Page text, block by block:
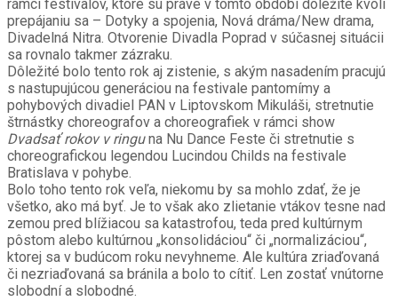
rámci festivalov, ktoré sú práve v tomto období dôležité kvôli
prepájaniu sa – Dotyky a spojenia, Nová dráma/New drama,
Divadelná Nitra. Otvorenie Divadla Poprad v súčasnej situácii
sa rovnalo takmer zázraku.
Dôležité bolo tento rok aj zistenie, s akým nasadením pracujú
s nastupujúcou generáciou na festivale pantomímy a
pohybových divadiel PAN v Liptovskom Mikuláši, stretnutie
štrnástky choreografov a choreografiek v rámci show
Dvadsať rokov v ringuna Nu Dance Feste či stretnutie s
choreografickou legendou Lucindou Childs na festivale
Bratislava v pohybe.
Bolo toho tento rok veľa, niekomu by sa mohlo zdať, že je
všetko, ako má byť. Je to však ako zlietanie vtákov tesne nad
zemou pred blížiacou sa katastrofou, teda pred kultúrnym
pôstom alebo kultúrnou „konsolidáciou“ či „normalizáciou“,
ktorej sa v budúcom roku nevyhneme. Ale kultúra zriaďovaná
či nezriaďovaná sa bránila a bolo to cítiť. Len zostať vnútorne
slobodní a slobodné.